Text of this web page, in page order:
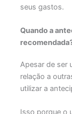
seus gastos.
Quando a
Apesar de ser
relação a
utilizar a
Isso porque o